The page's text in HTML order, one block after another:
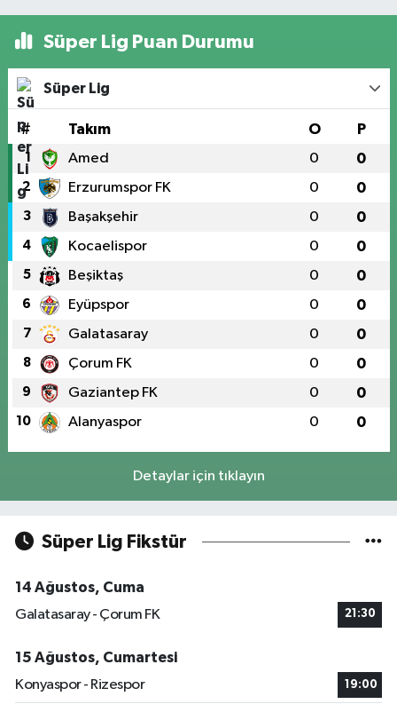
Süper Lig Puan Durumu
Süper Lig
# Takım O P
1 Amed 0 0
2 Erzurumspor FK 0 0
3 Başakşehir 0 0
4 Kocaelispor 0 0
5 Beşiktaş 0 0
6 Eyüpspor 0 0
7 Galatasaray 0 0
8 Çorum FK 0 0
9 Gaziantep FK 0 0
10 Alanyaspor 0 0
Detaylar için tıklayın
Süper Lig Fikstür
14 Ağustos, Cuma
Galatasaray - Çorum FK
21:30
15 Ağustos, Cumartesi
Konyaspor - Rizespor
19:00